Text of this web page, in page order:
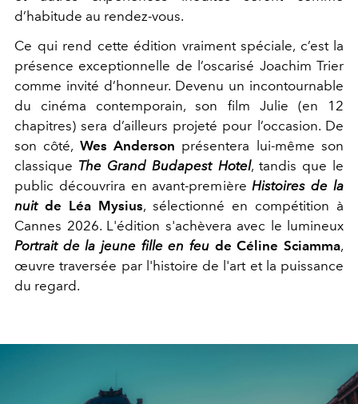
d’habitude au rendez-vous.
Ce qui rend cette édition vraiment spéciale, c’est la
présence exceptionnelle de l’oscarisé Joachim Trier
comme invité d’honneur. Devenu un incontournable
du cinéma contemporain, son film Julie (en 12
chapitres) sera d’ailleurs projeté pour l’occasion. De
son côté, Wes Anderson présentera lui-même son
classique The Grand Budapest Hotel, tandis que
le
public découvrira en avant-premièreHistoires de la
nuit de Léa Mysius, sélectionné en compétition à
Cannes 2026. L'édition s'achèvera avec le lumineux
Portrait de la jeune fille en feu de Céline Sciamma,
œuvre traversée par l'histoire de l'art et la puissance
du regard.